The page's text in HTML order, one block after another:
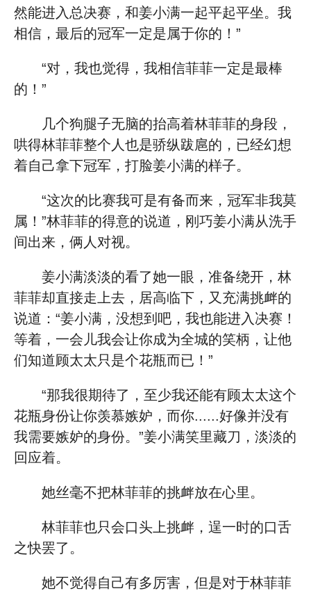
然能进入总决赛，和姜小满一起平起平坐。我
相信，最后的冠军一定是属于你的！”
“对，我也觉得，我相信菲菲一定是最棒
的！”
几个狗腿子无脑的抬高着林菲菲的身段，
哄得林菲菲整个人也是骄纵跋扈的，已经幻想
着自己拿下冠军，打脸姜小满的样子。
“这次的比赛我可是有备而来，冠军非我莫
属！”林菲菲的得意的说道，刚巧姜小满从洗手
间出来，俩人对视。
姜小满淡淡的看了她一眼，准备绕开，林
菲菲却直接走上去，居高临下，又充满挑衅的
说道：“姜小满，没想到吧，我也能进入决赛！
等着，一会儿我会让你成为全城的笑柄，让他
们知道顾太太只是个花瓶而已！”
“那我很期待了，至少我还能有顾太太这个
花瓶身份让你羡慕嫉妒，而你......好像并没有
我需要嫉妒的身份。”姜小满笑里藏刀，淡淡的
回应着。
她丝毫不把林菲菲的挑衅放在心里。
林菲菲也只会口头上挑衅，逞一时的口舌
之快罢了。
她不觉得自己有多厉害，但是对于林菲菲